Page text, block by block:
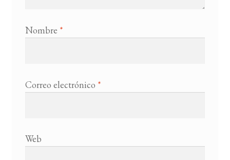
Nombre *
Correo electrónico *
Web